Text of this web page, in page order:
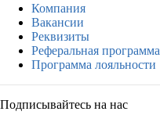
Компания
Вакансии
Реквизиты
Реферальная программа
Программа лояльности
Подписывайтесь на нас